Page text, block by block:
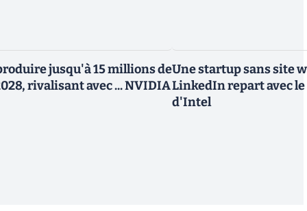
jusqu'à 15 millions de
rivalisant avec ... NVIDIA
Une startup sans site
LinkedIn repart avec le
d'Intel